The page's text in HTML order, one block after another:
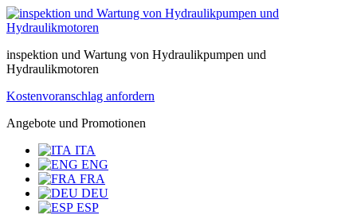
inspektion und Wartung von Hydraulikpumpen und
Hydraulikmotoren
Kostenvoranschlag anfordern
Angebote und Promotionen
ITA
ENG
FRA
DEU
ESP